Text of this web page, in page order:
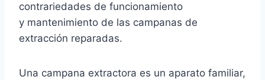
contrariedades de funcionamiento
y mantenimiento de las campanas de
extracción reparadas.
Una campana extractora es un aparato familiar,